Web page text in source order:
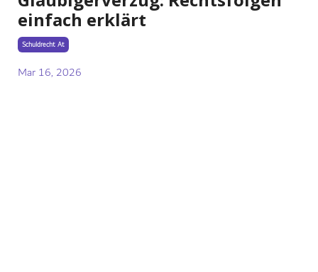
einfach erklärt
Schuldrecht At
Mar 16, 2026